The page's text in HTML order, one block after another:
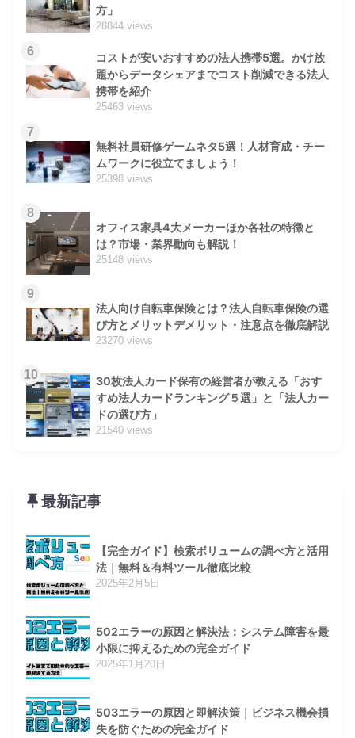
方」
28844 views
6
コストが安いおすすめの法人携帯5選。かけ放
題からデータシェアまでコスト削減できる法人
携帯を紹介
25463 views
7
無料社員研修ゲームネタ5選！人材育成・チー
ムワークに役立てましょう！
25398 views
8
オフィス家具4大メーカーほか各社の特徴と
は？市場・業界動向も解説！
25148 views
9
法人向け自転車保険とは？法人自転車保険の選
び方とメリットデメリット・注意点を徹底解説
23270 views
10
30枚法人カード保有の経営者が教える「おす
すめ法人カードランキング５選」と「法人カー
ドの選び方」
21540 views
最新記事
【完全ガイド】検索ボリュームの調べ方と活用
法｜無料＆有料ツール徹底比較
2025年2月5日
502エラーの原因と解決法：システム障害を最
小限に抑えるための完全ガイド
2025年1月20日
503エラーの原因と即解決策｜ビジネス機会損
失を防ぐための完全ガイド